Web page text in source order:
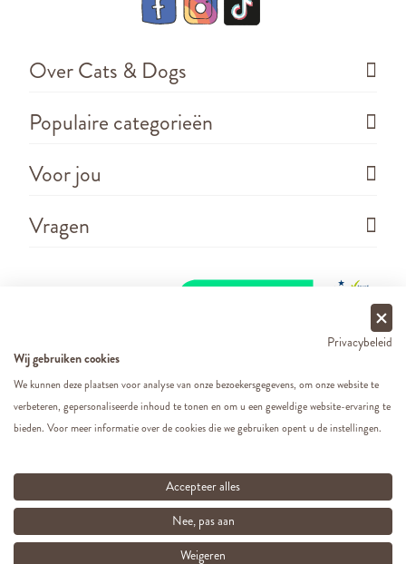
Over Cats & Dogs
Populaire categorieën
Voor jou
Vragen
Copyright ©2026 - Cats&Dogs - Website byeWings
e-commerce
Privacybeleid
Wij gebruiken cookies
We kunnen deze plaatsen voor analyse van onze bezoekersgegevens, om onze website te
verbeteren, gepersonaliseerde inhoud te tonen en om u een geweldige website-ervaring te
bieden. Voor meer informatie over de cookies die we gebruiken opent u de instellingen.
Accepteer alles
Nee, pas aan
Weigeren